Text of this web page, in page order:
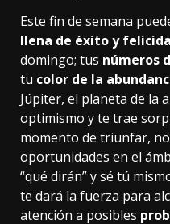
Este fin de semana
llena de éxito y
domingo; tus números
tu color de la
Júpiter, el planeta de la
optimismo y te trae
momento de triunfar,
oportunidades en el
“qué dirán” y sé tú
te dará la fuerza para
atención a posibles